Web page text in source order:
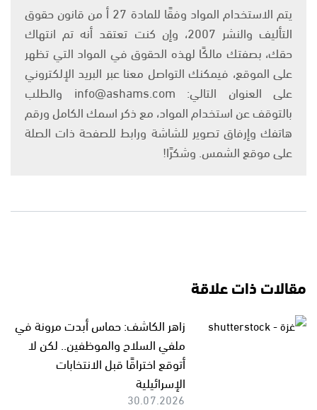
يتم الاستخدام المواد وفقًا للمادة 27 أ من قانون حقوق
التأليف والنشر 2007، وإن كنت تعتقد أنه تم انتهاك
حقك، بصفتك مالكًا لهذه الحقوق في المواد التي تظهر
على الموقع، فيمكنك التواصل معنا عبر البريد الإلكتروني
على العنوان التالي: info@ashams.com والطلب
بالتوقف عن استخدام المواد، مع ذكر اسمك الكامل ورقم
هاتفك وإرفاق تصوير للشاشة ورابط للصفحة ذات الصلة
على موقع الشمس. وشكرًا!
مقالات ذات علاقة
زاهر الكاشف: حماس أبدت مرونة في
ملفي السلاح والموظفين.. لكن لا
أتوقع اختراقًا قبل الانتخابات
الإسرائيلية
30.07.2026